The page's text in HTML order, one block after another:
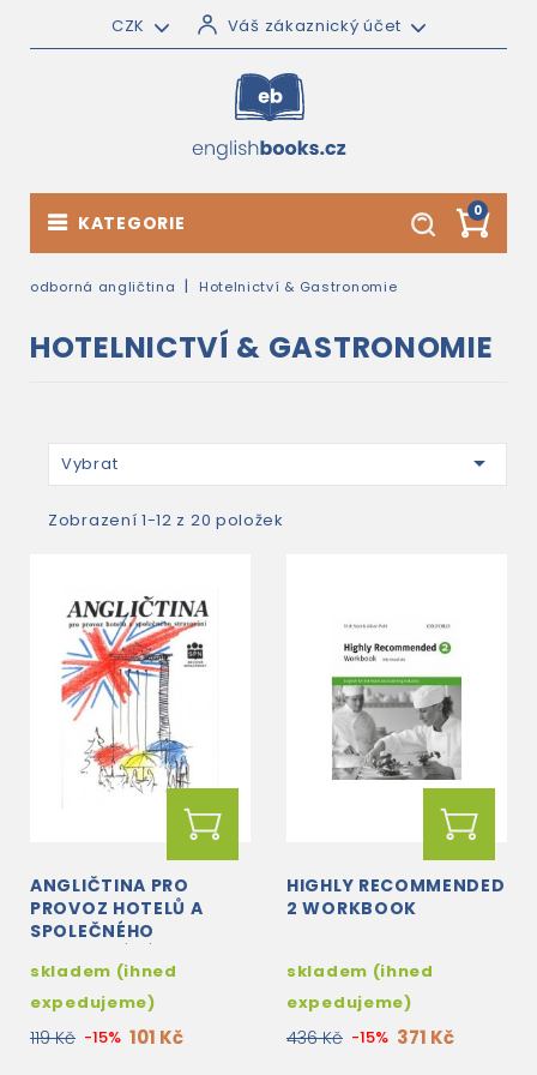
CZK Váš zákaznický účet
0
KATEGORIE
odborná angličtina Hotelnictví & Gastronomie
HOTELNICTVÍ & GASTRONOMIE
Vybrat 
Zobrazení 1-12 z 20 položek
ANGLIČTINA PRO
PROVOZ HOTELŮ A
SPOLEČNÉHO
skladem (ihned
expedujeme)
119 Kč -15% 101 Kč
HIGHLY RECOMMENDED
2 WORKBOOK
skladem (ihned
expedujeme)
436 Kč -15% 371 Kč